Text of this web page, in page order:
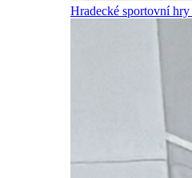
Hradecké sportovní